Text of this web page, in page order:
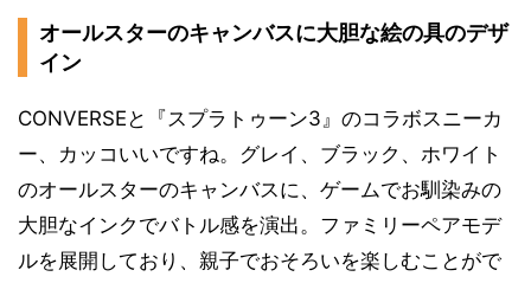
オールスターのキャンバスに大胆な絵の具のデザ
イン
CONVERSEと『スプラトゥーン3』のコラボスニーカ
ー、カッコいいですね。グレイ、ブラック、ホワイト
のオールスターのキャンバスに、ゲームでお馴染みの
大胆なインクでバトル感を演出。ファミリーペアモデ
ルを展開しており、親子でおそろいを楽しむことがで